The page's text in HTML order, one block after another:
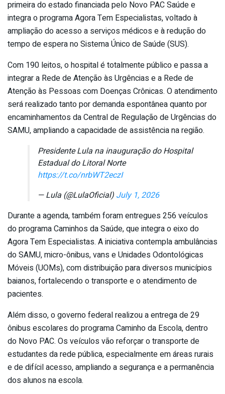
primeira do estado financiada pelo Novo PAC Saúde e
integra o programa Agora Tem Especialistas, voltado à
ampliação do acesso a serviços médicos e à redução do
tempo de espera no Sistema Único de Saúde (SUS).
Com 190 leitos, o hospital é totalmente público e passa a
integrar a Rede de Atenção às Urgências e a Rede de
Atenção às Pessoas com Doenças Crônicas. O atendimento
será realizado tanto por demanda espontânea quanto por
encaminhamentos da Central de Regulação de Urgências do
SAMU, ampliando a capacidade de assistência na região.
Presidente Lula na inauguração do Hospital
Estadual do Litoral Norte
https://t.co/nrbWT2eczI
— Lula (@LulaOficial) July 1, 2026
Durante a agenda, também foram entregues 256 veículos
do programa Caminhos da Saúde, que integra o eixo do
Agora Tem Especialistas. A iniciativa contempla ambulâncias
do SAMU, micro-ônibus, vans e Unidades Odontológicas
Móveis (UOMs), com distribuição para diversos municípios
baianos, fortalecendo o transporte e o atendimento de
pacientes.
Além disso, o governo federal realizou a entrega de 29
ônibus escolares do programa Caminho da Escola, dentro
do Novo PAC. Os veículos vão reforçar o transporte de
estudantes da rede pública, especialmente em áreas rurais
e de difícil acesso, ampliando a segurança e a permanência
dos alunos na escola.